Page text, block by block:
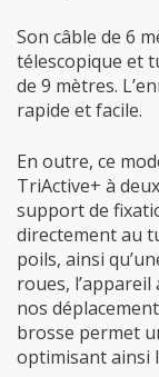
Son câble de 6
télescopique et
de 9 mètres.
rapide et facile.
En outre, ce
TriActive+ à
support de
directement au
poils, ainsi
roues,
nos
brosse permet
optimisant ainsi